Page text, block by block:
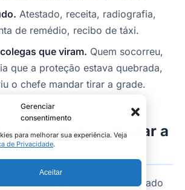
Gerenciar
consentimento
para melhorar sua experiência. Veja
de Privacidade.
Aceitar
Atestado, receita, radiografia,
de remédio, recibo de táxi.
que viram. Quem socorreu,
que a proteção estava quebrada,
o chefe mandar tirar a grade.
depois de esmagar a
(B91)
— se ficou afastado